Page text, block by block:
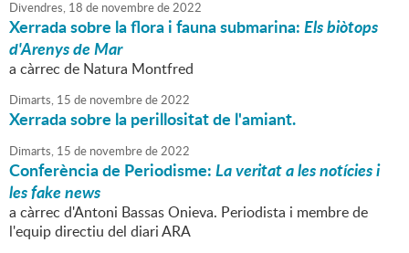
Divendres, 18 de novembrede2022
Xerrada sobre la flora i fauna submarina:Els biòtops
d'Arenys de Mar
a càrrec de Natura Montfred
Dimarts, 15 de novembrede2022
Xerrada sobre la perillositat de l'amiant.
Dimarts, 15 de novembrede2022
Conferència de Periodisme:La veritat a les notícies i
les fake news
a càrrec d'Antoni Bassas Onieva. Periodista i membre de
l'equip directiu del diari ARA